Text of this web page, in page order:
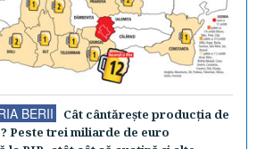
BERII
Cât cântăreşte producţia de
Peste trei miliarde de euro